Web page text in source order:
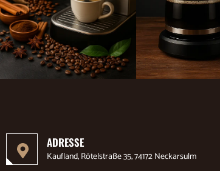
ADRESSE
Kaufland, Rötelstraße 35, 74172 Neckarsulm